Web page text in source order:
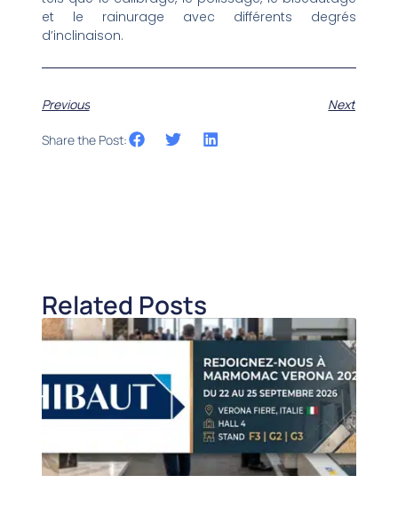
et le rainurage avec différents degrés
d’inclinaison.
Previous Next
Share the Post:
Related Posts